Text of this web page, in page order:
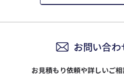
お問い合
お見積もり依頼や詳しいご